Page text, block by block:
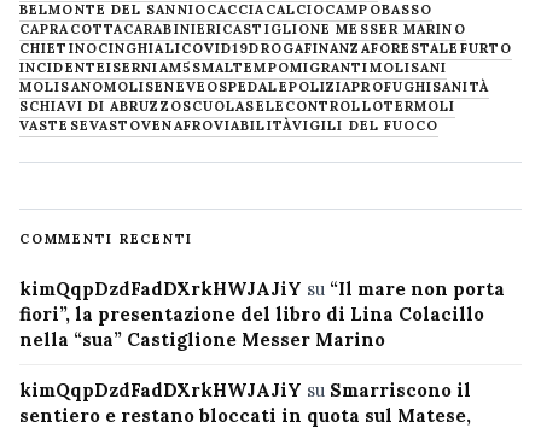
BELMONTE DEL SANNIOCACCIACALCIOCAMPOBASSO
CAPRACOTTACARABINIERICASTIGLIONE MESSER MARINO
CHIETINOCINGHIALICOVID19DROGAFINANZAFORESTALE FURTO
INCIDENTEISERNIAM5SMALTEMPOMIGRANTIMOLISANI
MOLISANOMOLISENEVE OSPEDALEPOLIZIAPROFUGHISANITÀ
SCHIAVI DI ABRUZZOSCUOLASELECONTROLLOTERMOLI
VASTESEVASTOVENAFROVIABILITÀVIGILI DEL FUOCO
COMMENTI RECENTI
kimQqpDzdFadDXrkHWJAJiY su “Il mare non porta
fiori”, la presentazione del libro di Lina Colacillo
nella “sua” Castiglione Messer Marino
kimQqpDzdFadDXrkHWJAJiY su Smarriscono il
sentiero e restano bloccati in quota sul Matese,